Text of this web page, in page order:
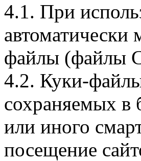
4.1. При
автоматически
файлы (файлы
4.2. Куки-
сохраняемых в
или иного
посещение